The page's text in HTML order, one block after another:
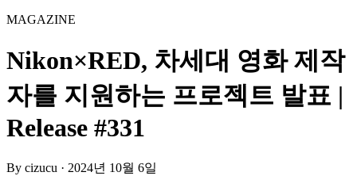
MAGAZINE
Nikon×RED, 차세대 영화 제작
자를 지원하는 프로젝트 발표 |
Release #331
By cizucu · 2024년 10월 6일